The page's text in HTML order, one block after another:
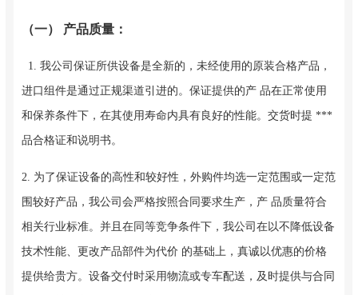
（一） 产品质量：
1. 我公司保证所供设备是全新的，未经使用的原装合格产品，
进口组件是通过正规渠道引进的。保证提供的产 品在正常使用
和保养条件下，在其使用寿命内具有良好的性能。交货时提 ***
品合格证和说明书。
2. 为了保证设备的高性和较好性，外购件均选一定范围或一定范
围较好产品，我公司会严格按照合同要求生产，产 品质量符合
相关行业标准。并且在同等竞争条件下，我公司在以不降低设备
技术性能、更改产品部件为代价 的基础上，真诚以优惠的价格
提供给贵方。设备交付时采用物流或专车配送，及时提供与合同